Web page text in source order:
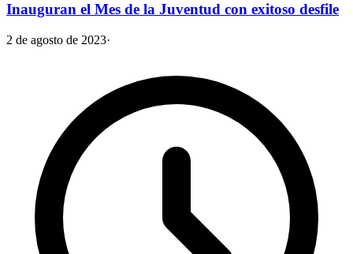
Inauguran el Mes de la Juventud con exitoso desfile
2 de agosto de 2023·